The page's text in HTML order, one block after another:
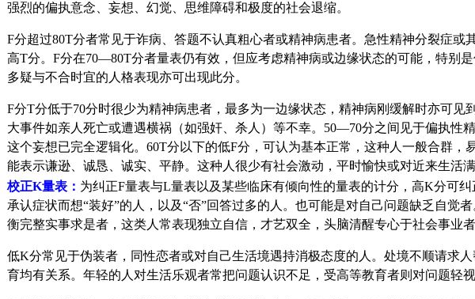
强烈的偏执意念、妄想、幻觉、思维障碍和极度的社会退缩。
F分超过80T分者常见于诈病、答题不认真粗心者或精神病患者。急性精神分裂症
高T分。F分在70—80T分者量表仍有效，但应考虑精神病或边缘状态的可能，特别
多疑与不合时宜的人格表现亦可出现此分。
F分T分低于70分时很少为精神病患者，最多为一边缘状态，精神病刚缓解时亦可
大事件如亲人死亡或遭遇横祸（如强奸、杀人）等不幸。50—70分之间见于偏执性
这个妄想已完全逻辑化。60T分以下的低F分，可认为基本正常，这种人一般合群
能表示谦逊、诚恳、诚实、平静。这种人很少有社会激动，平时愉快或对近来生活
校正K量表： 为纠正F量表与L量表以及某些临床有倾向性的量表的计分，高K分可
承认症状而想“装好”的人，以及“否”回答过多的人。也可能是对自己问题缺乏自
衡完整实事求是者，这类人常表现独立自信，才艺双全，头脑清醒专心于社会事业
低K分常见于伪装者，同性恋者或对自己生活境遇持消极态度的人。处境不顺请求
育均有关系。年轻的人对生活乐观者常把问题认识不足，受高等教育者则对问题轻